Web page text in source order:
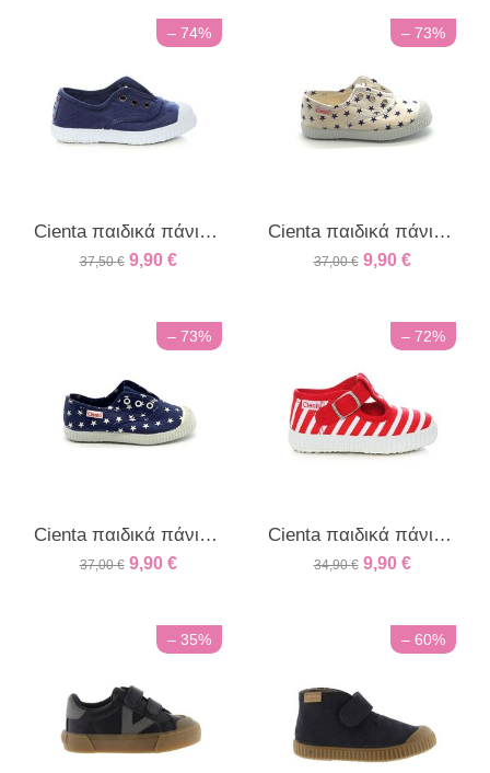
– 74%
Cienta παιδικά πάνινα sneakers για αγόρια και κορίτσια μπλε azul
37,50 € 9,90 €
– 73%
Cienta παιδικά πάνινα sneakers με αστεράκια εκρού
37,00 € 9,90 €
– 73%
Cienta παιδικά πάνινα sneakers με αστεράκια μπλέ
37,00 € 9,90 €
– 72%
Cienta παιδικά πάνινα ρίγα κόκκινο/λευκό
34,90 € 9,90 €
– 35% – 60%